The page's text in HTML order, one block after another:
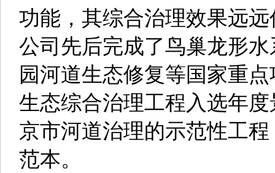
功能，其综合治理效果远
公司先后完成了鸟巢龙形
园河道生态修复等国家重
生态综合治理工程入选年
京市河道治理的示范性工
范本。